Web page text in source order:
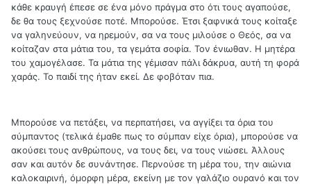
κάθε κραυγή έπεσε σε ένα μόνο πράγμα στο ότι τους αγαπούσε,
δε θα τους ξεχνούσε ποτέ. Μπορούσε. Έτσι ξαφνικά τους κοίταξε
να γαληνεύουν, να ηρεμούν, σα να τους μιλούσε ο Θεός, σα να
κοίταζαν στα μάτια του, τα γεμάτα σοφία. Τον ένιωθαν. Η μητέρα
του χαμογέλασε. Τα μάτια της γέμισαν πάλι δάκρυα, αυτή τη φορά
χαράς. Το παιδί της ήταν εκεί. Δε φοβόταν πια.
Μπορούσε να πετάξει, να περπατήσει, να αγγίξει τα όρια του
σύμπαντος (τελικά έμαθε πως το σύμπαν είχε όρια), μπορούσε να
ακούσει τους ανθρώπους, να τους δει, να τους νιώσει. Άλλους
σαν και αυτόν δε συνάντησε. Περνούσε τη μέρα του, την αιώνια
καλοκαιρινή, όμορφη μέρα, εκείνη με τον γαλάζιο ουρανό και τον